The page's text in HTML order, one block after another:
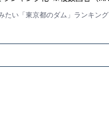
たい「東京都のダム」ランキング